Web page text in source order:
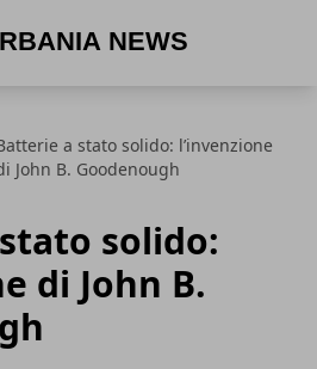
a stato solido: l’invenzione
John B. Goodenough
solido:
di John B.